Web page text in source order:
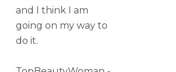
and I think I am
going on my way to
do it.